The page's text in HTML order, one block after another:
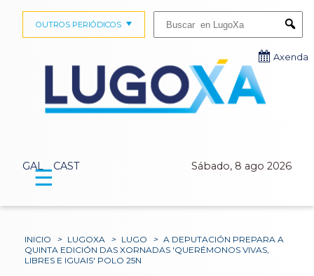
GAL CAST Sábado, 8 ago 2026
OUTROS PERIÓDICOS
Axenda
☰
INICIO > LUGOXA > LUGO > A DEPUTACIÓN PREPARA A
QUINTA EDICIÓN DAS XORNADAS 'QUERÉMONOS VIVAS,
LIBRES E IGUAIS' POLO 25N